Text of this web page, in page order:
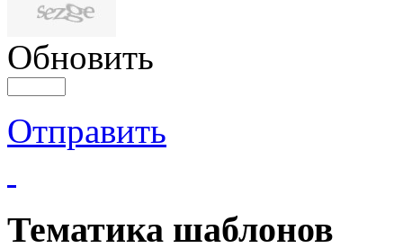
Обновить
Отправить
Тематика шаблонов